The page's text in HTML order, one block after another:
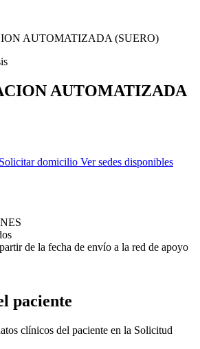
AUTOMATIZADA (SUERO)
AUTOMATIZADA
Solicitar domicilio Ver sedes disponibles
de la fecha de envío a la red de apoyo
paciente
clínicos del paciente en la Solicitud